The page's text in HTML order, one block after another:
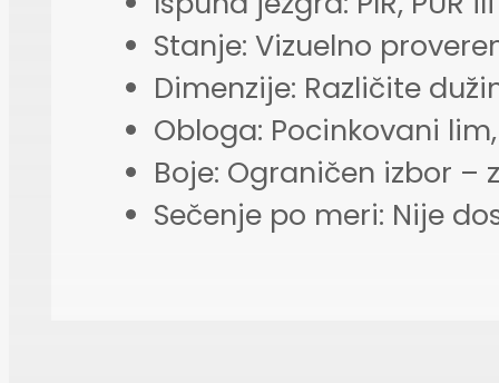
Stanje: Vizuelno
Dimenzije: Različite
Obloga: Pocinkovani
Boje: Ograničen izbor
Sečenje po meri: Nije